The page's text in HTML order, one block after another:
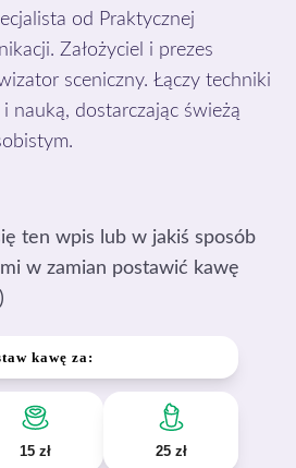
od Praktycznej
Założyciel i prezes
sceniczny. Łączy techniki
nauką, dostarczając świeżą
ten wpis lub w jakiś sposób
w zamian postawić kawę
kawę za:
15 zł 25 zł